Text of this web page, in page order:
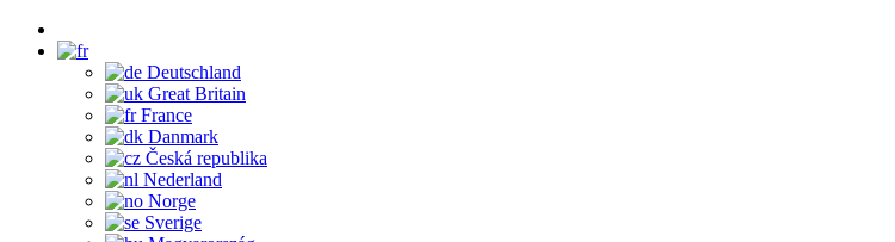
Deutschland
Great Britain
France
Danmark
Česká republika
Nederland
Norge
Sverige